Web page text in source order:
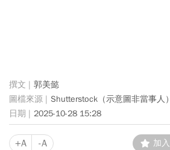
郭美懿
Shutterstock（示意圖非當事人）
2025-10-28 15:28
+A -A 加